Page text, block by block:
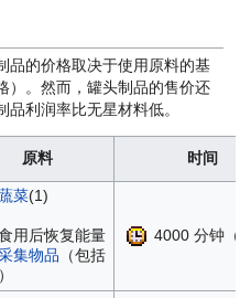
品的价格取决于使用原料的基
）。然而，罐头制品的售价还
利润率比无星材料低。
原料 时间
菜(1)
用后恢复能量
集物品 （包括
4000 分钟